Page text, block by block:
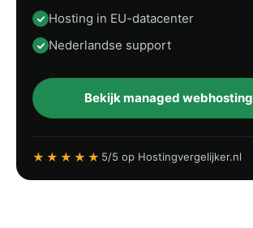
Hosting in EU-datacenter
Nederlandse support
Bekijk managed webhosting
★★★★★ 5/5 op Hostingvergelijker.nl